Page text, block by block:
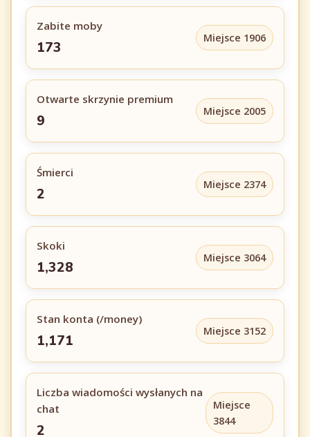
Zabite moby
173
Miejsce 1906
Otwarte skrzynie premium
9
Miejsce 2005
Śmierci
2
Miejsce 2374
Skoki
1,328
Miejsce 3064
Stan konta (/money)
1,171
Miejsce 3152
Liczba wiadomości wysłanych na
chat
2
Miejsce
3844